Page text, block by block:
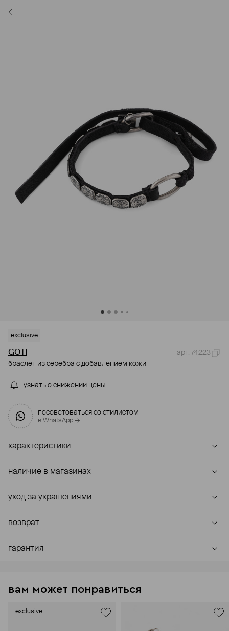
exclusive
GOTI
арт. 74223
браслет из серебра с добавлением кожи
узнать о снижении цены
посоветоваться со стилистом
в WhatsApp →
характеристики
наличие в магазинах
уход за украшениями
возврат
гарантия
вам может понравиться
exclusive